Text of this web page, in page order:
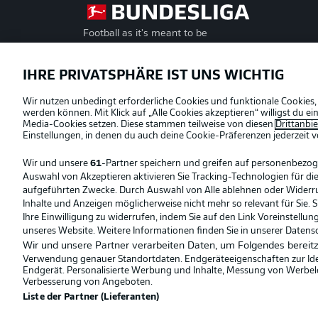
Football as it's meant to be
Offizielle Partner
© 2026 Bundesliga-Gruppe GmbH
IHRE PRIVATSPHÄRE IST UNS WICHTIG
Wir nutzen unbedingt erforderliche Cookies und funktionale
werden können. Mit Klick auf „Alle Cookies akzeptieren“ willigst du
Media-Cookies setzen. Diese stammen teilweise von diesen
Einstellungen, in denen du auch deine Cookie-Präferenzen jederzeit
Wir und unsere 61-Partner speichern und greifen auf
Auswahl von Akzeptieren aktivieren Sie Tracking-Technologien für
aufgeführten Zwecke. Durch Auswahl von Alle ablehnen oder
Inhalte und Anzeigen möglicherweise nicht mehr so relevant für
Ihre Einwilligung zu widerrufen, indem Sie auf den Link
unseres Website. Weitere Informationen finden Sie in unserer
Wir und unsere Partner verarbeiten Daten, um Folgendes
Verwendung genauer Standortdaten. Endgeräteeigenschaften zur
Endgerät. Personalisierte Werbung und Inhalte, Messung von
Verbesserung von Angeboten.
Liste der Partner (Lieferanten)